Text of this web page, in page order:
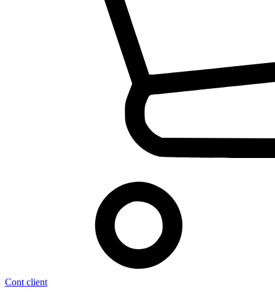
Cont client